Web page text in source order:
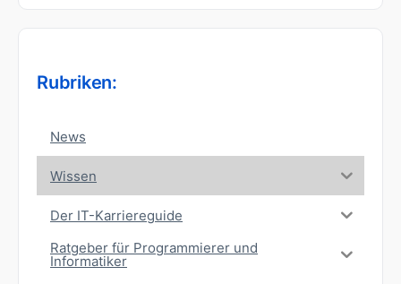
Rubriken:
News
Wissen
Der IT-Karriereguide
Ratgeber für Programmierer und
Informatiker